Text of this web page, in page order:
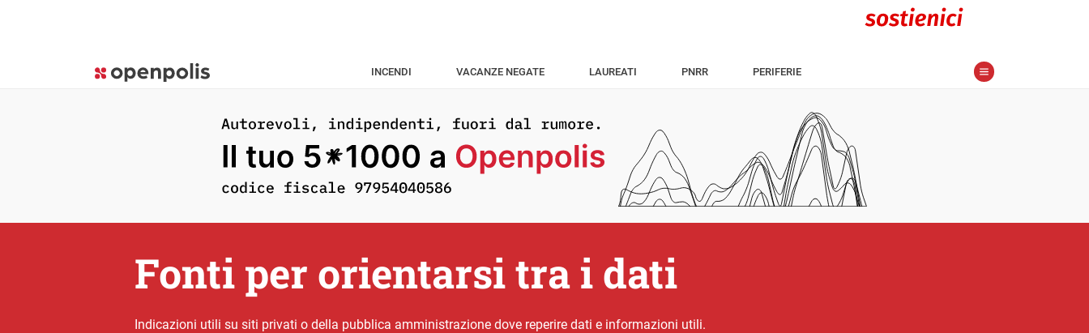
INCENDI VACANZE NEGATE LAUREATI PNRR PERIFERIE
Fonti per orientarsi tra i dati
Indicazioni utili su siti privati o della pubblica amministrazione dove reperire dati e informazioni utili.